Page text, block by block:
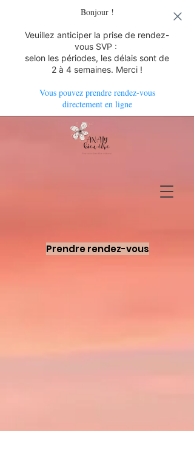
Bonjour !
Veuillez anticiper la prise de rendez-
vous SVP :
selon les périodes, les délais sont de
2 à 4 semaines. Merci !
Vous pouvez prendre rendez-vous
directement en ligne
Prendre rendez-vous